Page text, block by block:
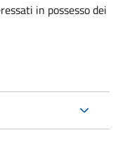
in possesso dei